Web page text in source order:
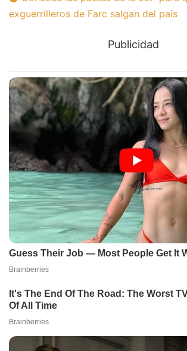
exguerrilleros de Farc salgan del país
Publicidad